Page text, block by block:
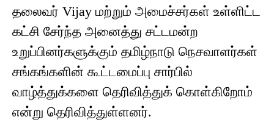
தலைவர் Vijay மற்றும் அமைச்சர்கள் உள்ளிட்ட
கட்சி சேர்ந்த அனைத்து சட்டமன்ற
உறுப்பினர்களுக்கும் தமிழ்நாடு நெசவாளர்கள்
சங்கங்களின் கூட்டமைப்பு சார்பில்
வாழ்த்துக்களை தெரிவித்துக் கொள்கிறோம்
என்று தெரிவித்துள்ளனர்.